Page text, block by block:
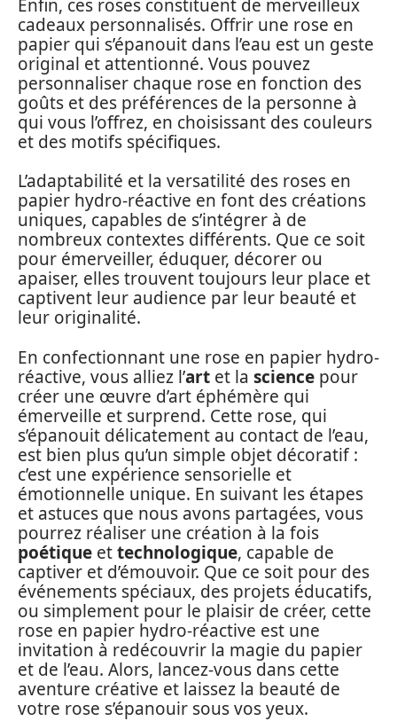
Enfin, ces roses constituent de merveilleux
cadeaux personnalisés. Offrir une rose en
papier qui s’épanouit dans l’eau est un geste
original et attentionné. Vous pouvez
personnaliser chaque rose en fonction des
goûts et des préférences de la personne à
qui vous l’offrez, en choisissant des couleurs
et des motifs spécifiques.
L’adaptabilité et la versatilité des roses en
papier hydro-réactive en font des créations
uniques, capables de s’intégrer à de
nombreux contextes différents. Que ce soit
pour émerveiller, éduquer, décorer ou
apaiser, elles trouvent toujours leur place et
captivent leur audience par leur beauté et
leur originalité.
En confectionnant une rose en papier hydro-
réactive, vous alliez l’art et la science pour
créer une œuvre d’art éphémère qui
émerveille et surprend. Cette rose, qui
s’épanouit délicatement au contact de l’eau,
est bien plus qu’un simple objet décoratif :
c’est une expérience sensorielle et
émotionnelle unique. En suivant les étapes
et astuces que nous avons partagées, vous
pourrez réaliser une création à la fois
poétique ettechnologique, capable de
captiver et d’émouvoir. Que ce soit pour des
événements spéciaux, des projets éducatifs,
ou simplement pour le plaisir de créer, cette
rose en papier hydro-réactive est une
invitation à redécouvrir la magie du papier
et de l’eau. Alors, lancez-vous dans cette
aventure créative et laissez la beauté de
votre rose s’épanouir sous vos yeux.